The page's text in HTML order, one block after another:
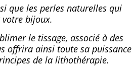
que les perles naturelles qui
bijoux.
le tissage, associé à des
offrira ainsi toute sa puissance
de la lithothérapie.